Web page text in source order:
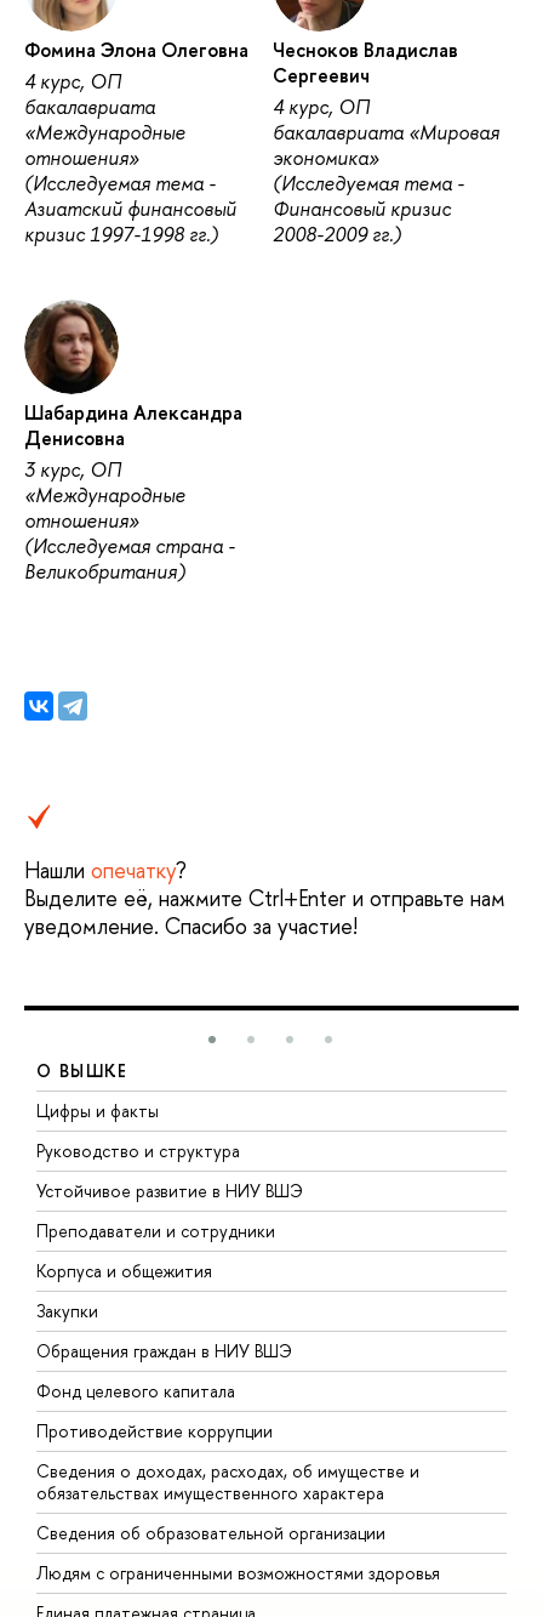
Фомина Элона Олеговна
4 курс, ОП
бакалавриата
«Международные
отношения»
(Исследуемая тема -
Азиатский финансовый
кризис 1997-1998 гг.)
Чесноков Владислав
Сергеевич
4 курс, ОП
бакалавриата «Мировая
экономика»
(Исследуемая тема -
Финансовый кризис
2008-2009 гг.)
Шабардина Александра
Денисовна
3 курс, ОП
«Международные
отношения»
(Исследуемая страна -
Великобритания)
Нашли опечатку?
Выделите её, нажмите Ctrl+Enter и отправьте нам
уведомление. Спасибо за участие!
О ВЫШКЕ
Цифры и факты
Руководство и структура
Устойчивое развитие в НИУ ВШЭ
Преподаватели и сотрудники
Корпуса и общежития
Закупки
Обращения граждан в НИУ ВШЭ
Фонд целевого капитала
Противодействие коррупции
Сведения о доходах, расходах, об имуществе и
обязательствах имущественного характера
Сведения об образовательной организации
Людям с ограниченными возможностями здоровья